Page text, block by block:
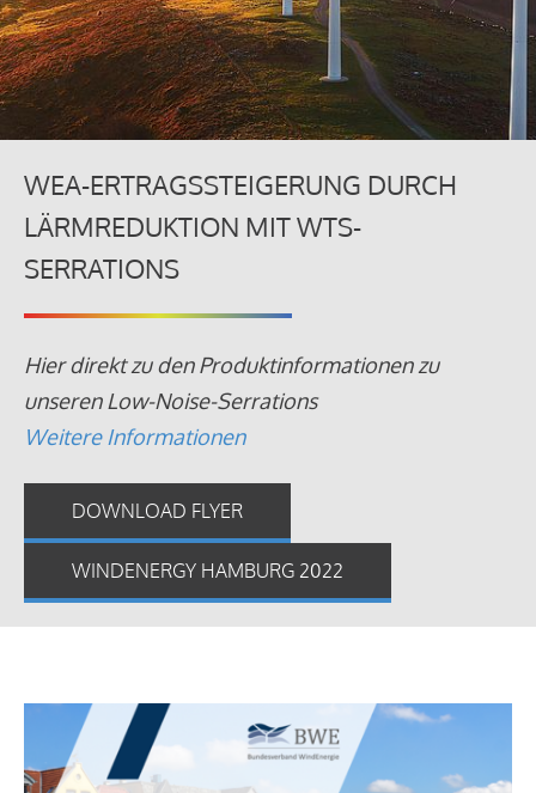
WEA-ERTRAGSSTEIGERUNG DURCH
LÄRMREDUKTION MIT WTS-
SERRATIONS
Hier direkt zu den Produktinformationen zu
unseren Low-Noise-Serrations
Weitere Informationen
DOWNLOAD FLYER
WINDENERGY HAMBURG 2022